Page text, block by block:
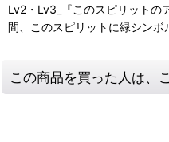
Lv2・Lv3_『このスピリットの
間、このスピリットに緑シンボ
この商品を買った人は、